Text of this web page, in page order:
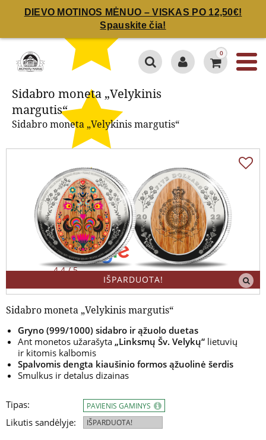
DIEVO MOTINOS MĖNUO – VISKAS PO 12,50€!
Spauskite čia!
4.4 / 5
0
Sidabro moneta „Velykinis
margutis“
Sidabro moneta „Velykinis margutis“
IŠPARDUOTA!
Sidabro moneta „Velykinis margutis“
Gryno (999/1000) sidabro ir ąžuolo duetas
Ant monetos užarašyta „Linksmų Šv. Velykų“ lietuvių
ir kitomis kalbomis
Spalvomis dengta kiaušinio formos ąžuolinė šerdis
Smulkus ir detalus dizainas
Tipas:
Likutis sandėlyje:
PAVIENIS GAMINYS
IŠPARDUOTA!
Sidabro moneta „Velykinis
margutis“